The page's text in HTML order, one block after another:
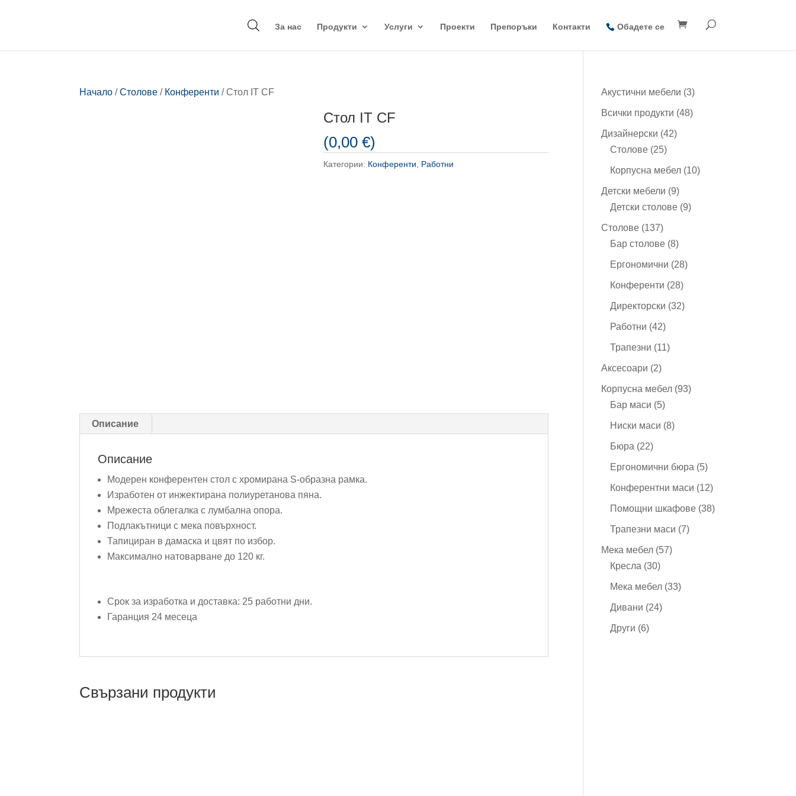
За нас Продукти Услуги Проекти Препоръки Контакти Обадете се
Начало /Столове / Конференти / Стол IT CF
Стол IT CF
(0,00€)
Категории: Конференти Работни
Описание
Описание
Модерен конферентен стол с хромирана S-образна рамка.
Изработен от инжектирана полиуретанова пяна.
Мрежеста облегалка с лумбална опора.
Подлакътници с мека повърхност.
Тапициран в дамаска и цвят по избор.
Максимално натоварване до 120 кг.
Срок за изработка и доставка: 25 работни дни.
Гаранция 24 месеца
Свързани продукти
Акустични мебели 33
продукта
Всички продукти 4848
Дизайнерски 4242
Столове 2525
продукта
Корпусна мебел 1010
Детски мебели 99
продукта
Детски столове 99
Столове 137137
продукта
Бар столове 88
продукта
Ергономични 2828
Конференти 2828
продукта
Директорски 3232
Работни 4242
продукта
Трапезни 1111
Аксесоари 22
продукта
Корпусна мебел 9393
Бар маси 55
продукта
Ниски маси 88
Бюра 2222
продукта
Ергономични бюра 55
продукта
Конферентни маси 1212
продукта
Помощни шкафове 3838
Трапезни маси 77
Мека мебел 5757
Кресла 3030
продукта
Мека мебел 3333
Дивани 2424
Други 66